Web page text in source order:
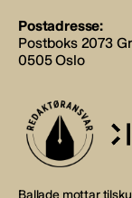
Postadresse:
Postboks 2073
0505 Oslo